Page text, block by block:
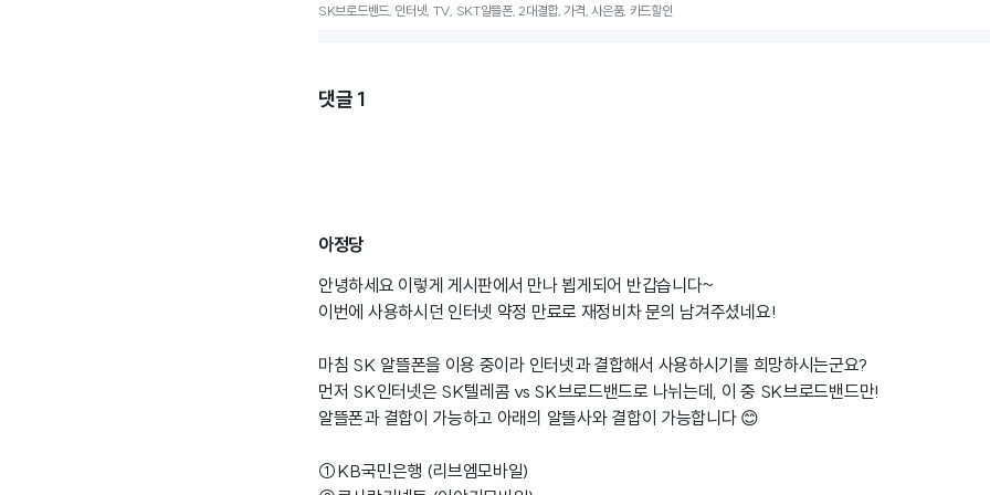
SK브로드밴드, 인터넷, TV, SKT알뜰폰, 2대결합, 가격, 사은품, 카드할인
댓글 1
아정당
안녕하세요 이렇게 게시판에서 만나 뵙게되어 반갑습니다~
이번에 사용하시던 인터넷 약정 만료로 재정비차 문의 남겨주셨네요!
마침 SK 알뜰폰을 이용 중이라 인터넷과 결합해서 사용하시기를 희망하시는군요?
먼저 SK인터넷은 SK텔레콤 vs SK브로드밴드로 나뉘는데, 이 중 SK브로드밴드만!
알뜰폰과 결합이 가능하고 아래의 알뜰사와 결합이 가능합니다 😊
①KB국민은행 (리브엠모바일)